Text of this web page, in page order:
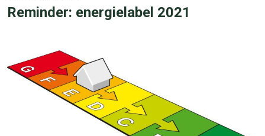
Reminder: energielabel 2021